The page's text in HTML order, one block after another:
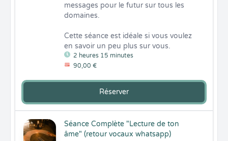
2 heures 15 minutes
90,00 €
messages pour le futur sur tous les
domaines.
Cette séance est idéale si vous voulez
en savoir un peu plus sur vous.
Réserver
Séance Complète "Lecture de ton
âme" (retour vocaux whatsapp)